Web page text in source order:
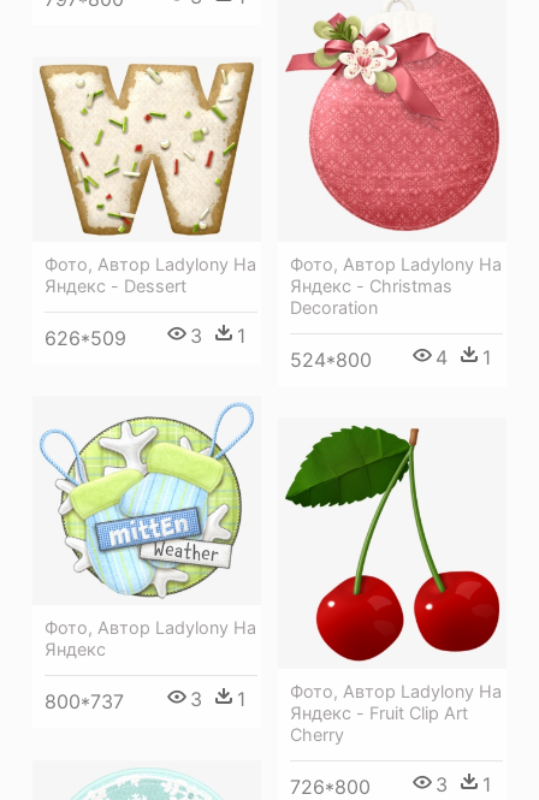
Фото, Автор Ladylony На
Яндекс - Christmas
Decoration
524*800 4 1
Фото, Автор Ladylony На
Яндекс - Dessert
626*509 3 1
Фото, Автор Ladylony На
Яндекс
800*737 3 1
Фото, Автор Ladylony На
Яндекс - Fruit Clip Art
Cherry
726*800 3 1